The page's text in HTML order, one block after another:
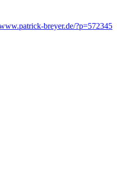
breyer.de/?p=572345